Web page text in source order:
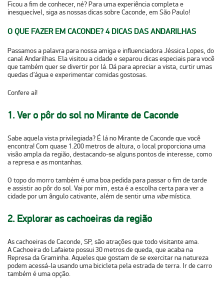
Ficou a fim de conhecer, né? Para uma experiência completa e
inesquecível, siga as nossas dicas sobreCaconde, em São Paulo!
O QUE FAZER EM CACONDE? 4 DICAS DAS ANDARILHAS
Passamos a palavra para nossa amiga e influenciadora Jéssica Lopes, do
canal Andarilhas. Ela visitou a cidade e separou dicas especiais para você
que também quer se divertir por lá. Dá para apreciar a vista, curtir umas
quedas d’água e experimentar comidas gostosas.
Confere aí!
1. Ver o pôr do sol no Mirante de Caconde
Sabe aquela vista privilegiada? É lá no Mirante de Caconde que você
encontra! Com quase 1.200 metros de altura, o local proporciona uma
visão ampla da região, destacando-se alguns pontos de interesse, como
a represa e as montanhas.
O topo do morro também é uma boa pedida para passar o fim de tarde
eassistir ao pôr do sol. Vai por mim, esta é a escolha certa para ver a
cidade por um ângulo cativante, além de sentir uma vibemística.
2. Explorar as cachoeiras da região
As cachoeiras de Caconde, SP, são atrações que todo visitante ama.
ACachoeira do Lafaietepossui 30 metros de queda, que acaba na
Represa da Graminha. Aqueles que gostam de se exercitar na natureza
podem acessá-la usando uma bicicleta pela estrada de terra. Ir de carro
também é uma opção.